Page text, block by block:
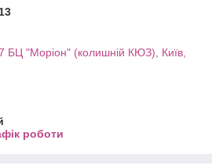
БЦ "Моріон" (колишній КЮЗ), Київ,
роботи